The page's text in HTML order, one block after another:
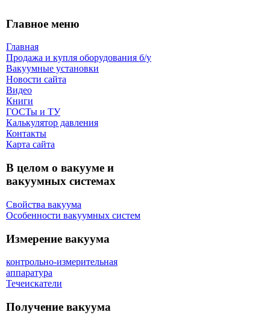
Главное меню
Главная
Продажа и купля оборудования б/y
Вакуумные установки
Новости сайта
Видео
Книги
ГОСТы и ТУ
Калькулятор давления
Контакты
Карта сaйта
В целом о вакууме и
вакуумных системах
Свойства вакуума
Особенности вакуумных систем
Измерение вакуума
контрольно-измерительная
аппаратура
Течеискатели
Получение вакуума